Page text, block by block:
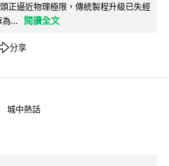
正逼近物理極限，傳統製程升級已失經
...
閱讀全文
分享
城中熱話